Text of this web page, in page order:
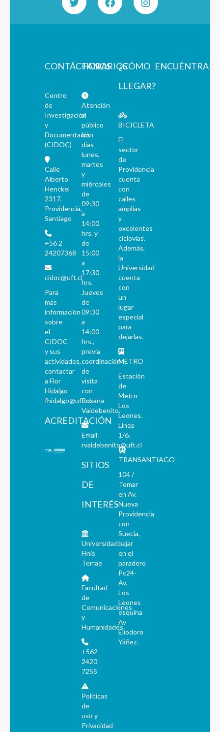
CONTÁCTANOS
Centro
de
Investigación
y
Documentación
(CIDOC)
Calle
Alberto
Henckel
2317,
Providencia,
Santiago
+56 2
24207368
cidoc@uft.cl
Para
más
información
sobre
el
CIDOC
y sus
actividades,
contactar
a Flor
Hidalgo
fhidalgo@uft.cl
ACREDITACIÓN
HORARIOS
Atención
al
público
los
días
lunes,
martes
y
miércoles
de
09:30
a
14:00
hrs. y
de
15:00
a
17:30
hrs.
Jueves
de
09:30
a
14:00
hrs.,
previa
coordinación
de
visita
con
Roxana
Valdebenito.
Email:
rvaldebenito@uft.cl
SITIOS
DE
INTERÉS
Universidad
Finis
Terrae
Facultad
de
Comunicaciones
y
Humanidades
+562
2420
7255
Políticas
de
uso y
Privacidad
¿CÓMO
LLEGAR?
BICICLETA
El
sector
de
Providencia
cuenta
con
calles
amplias
y
excelentes
ciclovías.
Además,
la
Universidad
cuenta
con
un
lugar
especial
para
dejarlas.
METRO
Estación
de
Metro
Los
Leones.
Línea
1/6.
TRANSANTIAGO
104 /
Tomar
en Av.
Nueva
Providencia
con
Suecia,
bajar
en el
paradero
Pc24-
Av.
Los
Leones
esquina
Av
Eliodoro
Yáñez.